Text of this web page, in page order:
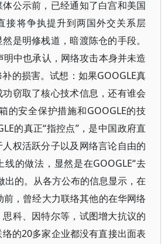
公示前，已经通知了白宫和美国
接将争执提升到两国外交关系层
是明修栈道，暗渡陈仓的手段。
明中也承认，网络攻击本身并未造
的损害。试想：如果GOOGLE真
窃取了核心技术信息，还有谁会
的安全保护措施和GOOGLE的技
的真正“指控点”，是中国政府直
权活跃分子以及网络言论自由的
的做法，显然是在GOOGLE“去
出的。从各方公布的信息显示，在
前，曾经大力联络其他的在华网络
科、因特尔等，试图增大抗议的
的20多家企业都没有直接出面表